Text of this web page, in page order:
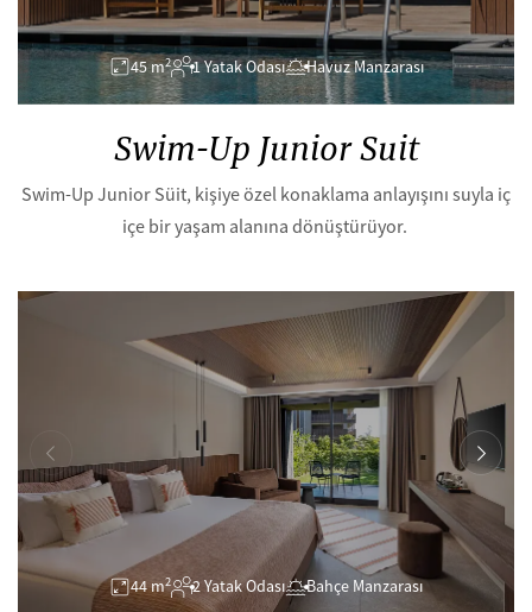
45 m2 1 Yatak Odası Havuz Manzarası
Swim-Up Junior Suit
Swim-Up Junior Süit, kişiye özel konaklama anlayışını suyla iç
içe bir yaşam alanına dönüştürüyor.
44 m2 2 Yatak Odası Bahçe Manzarası